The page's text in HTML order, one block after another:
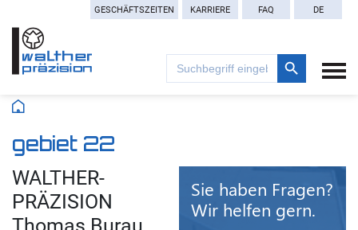
GESCHÄFTSZEITEN KARRIERE FAQ DE
Search
for:
Search Button
gebiet 22
WALTHER-
PRÄZISION
Sie haben Fragen?
Wir helfen gern.